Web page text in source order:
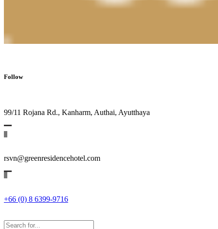
Follow
99/11 Rojana Rd., Kanharm, Authai, Ayutthaya
rsvn@greenresidencehotel.com
+66 (0) 8 6399-9716